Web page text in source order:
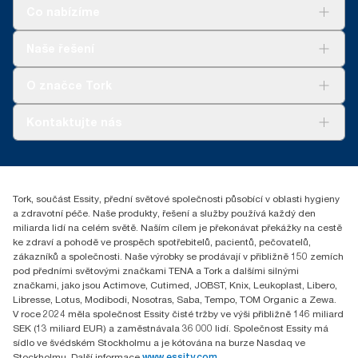
Platí pro evropský sortiment náplní Tork OptiServe® na jedno
v kombinaci s údaji o spotřebě. Vzhledem k tomu, že tyto údaje
reception.prague@essity.com
Praha 8, Karlin, Sokolovská 100/94
186 00 Česká republika
Tork, součást Essity, přední světové společnosti působící v oblasti hygieny
a zdravotní péče. Naše produkty, řešení a služby používá každý den
miliarda lidí na celém světě. Naším cílem je překonávat překážky na cestě
ke zdraví a pohodě ve prospěch spotřebitelů, pacientů, pečovatelů,
zákazníků a společnosti. Naše výrobky se prodávají v přibližně 150 zemích
pod předními světovými značkami TENA a Tork a dalšími silnými
značkami, jako jsou Actimove, Cutimed, JOBST, Knix, Leukoplast, Libero,
Libresse, Lotus, Modibodi, Nosotras, Saba, Tempo, TOM Organic a Zewa.
V roce 2024 měla společnost Essity čisté tržby ve výši přibližně 146 miliard
SEK (13 miliard EUR) a zaměstnávala 36 000 lidí. Společnost Essity má
sídlo ve švédském Stockholmu a je kótována na burze Nasdaq ve